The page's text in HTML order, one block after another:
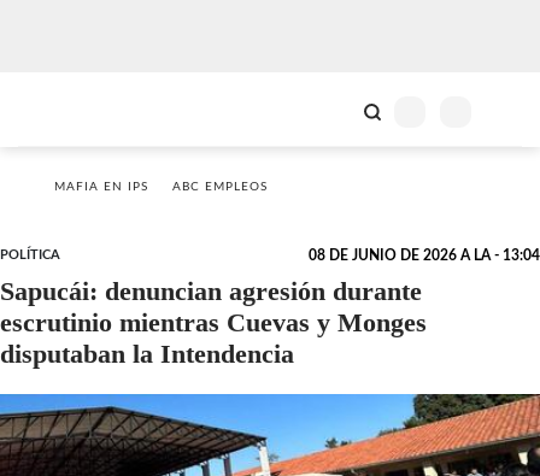
MAFIA EN IPS ABC EMPLEOS
POLÍTICA 08 DE JUNIO DE 2026 A LA - 13:04
Sapucái: denuncian agresión durante
escrutinio mientras Cuevas y Monges
disputaban la Intendencia